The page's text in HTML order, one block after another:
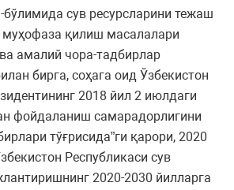
бўлимида сув ресурсларини тежаш
муҳофаза қилиш масалалари
амалий чора-тадбирлар
бирга, соҳага оид Ўзбекистон
2018 йил 2 июлдаги
фойдаланиш самарадорлигини
тўғрисида”ги қарори, 2020
Республикаси сув
2020-2030 йилларга